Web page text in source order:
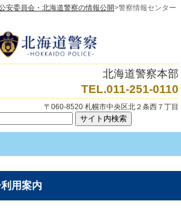
安委員会・北海道警察の情報公開>警察情報センター
北海道警察本部
TEL.011-251-0110
〒060-8520 札幌市中央区北２条西７丁目
用案内